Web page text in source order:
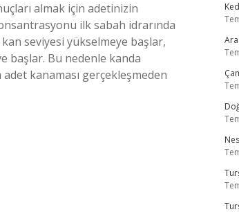
almak için adetinizin
ilk sabah idrarında
seviyesi yükselmeye başlar,
başlar. Bu nedenle kanda
kanaması gerçekleşmeden